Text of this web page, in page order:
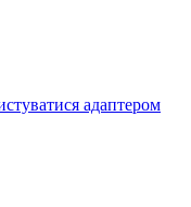
адаптером